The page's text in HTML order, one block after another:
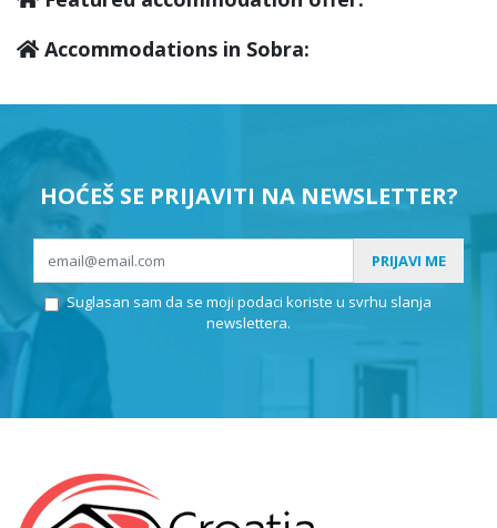
Accommodations in Sobra:
HOĆEŠ SE PRIJAVITI NA NEWSLETTER?
PRIJAVI ME
Suglasan sam da se moji podaci koriste u svrhu slanja
newslettera.